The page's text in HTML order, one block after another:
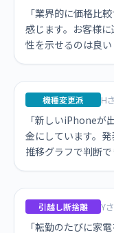
「業界的に価格比
感じます。お客様
性を示せるのは良い
機種変更派 H
「新しいiPhoneが
金にしています。
推移グラフで判断で
引越し断捨離 Y
「転勤のたびに家